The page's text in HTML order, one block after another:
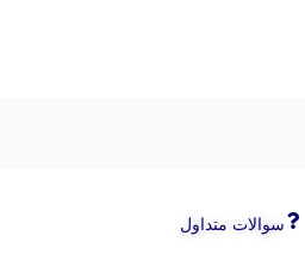
سوالات متداول